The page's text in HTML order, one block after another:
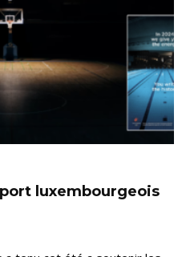
luxembourgeois